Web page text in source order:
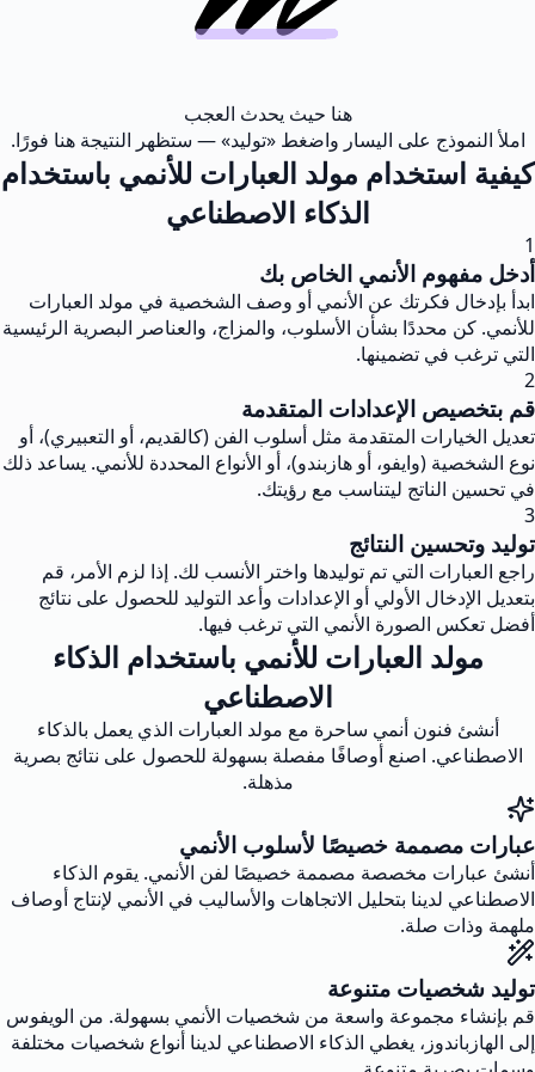
هنا حيث يحدث العجب
املأ النموذج على اليسار واضغط «توليد» — ستظهر النتيجة هنا فورًا.
كيفية استخدام مولد العبارات للأنمي باستخدام
الذكاء الاصطناعي
1
أدخل مفهوم الأنمي الخاص بك
ابدأ بإدخال فكرتك عن الأنمي أو وصف الشخصية في مولد العبارات
للأنمي. كن محددًا بشأن الأسلوب، والمزاج، والعناصر البصرية الرئيسية
التي ترغب في تضمينها.
2
قم بتخصيص الإعدادات المتقدمة
تعديل الخيارات المتقدمة مثل أسلوب الفن (كالقديم، أو التعبيري)، أو
نوع الشخصية (وايفو، أو هازبندو)، أو الأنواع المحددة للأنمي. يساعد ذلك
في تحسين الناتج ليتناسب مع رؤيتك.
3
توليد وتحسين النتائج
راجع العبارات التي تم توليدها واختر الأنسب لك. إذا لزم الأمر، قم
بتعديل الإدخال الأولي أو الإعدادات وأعد التوليد للحصول على نتائج
أفضل تعكس الصورة الأنمي التي ترغب فيها.
مولد العبارات للأنمي باستخدام الذكاء
الاصطناعي
أنشئ فنون أنمي ساحرة مع مولد العبارات الذي يعمل بالذكاء
الاصطناعي. اصنع أوصافًا مفصلة بسهولة للحصول على نتائج بصرية
مذهلة.
عبارات مصممة خصيصًا لأسلوب الأنمي
أنشئ عبارات مخصصة مصممة خصيصًا لفن الأنمي. يقوم الذكاء
الاصطناعي لدينا بتحليل الاتجاهات والأساليب في الأنمي لإنتاج أوصاف
ملهمة وذات صلة.
توليد شخصيات متنوعة
قم بإنشاء مجموعة واسعة من شخصيات الأنمي بسهولة. من الويفوس
إلى الهازباندوز، يغطي الذكاء الاصطناعي لدينا أنواع شخصيات مختلفة